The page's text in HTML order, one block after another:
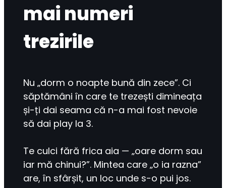
mai numeri
trezirile
Nu „dorm o noapte bună din zece”. Ci
săptămâni în care te trezești dimineața
și-ți dai seama că n-a mai fost nevoie
să dai play la 3.
Te culci fără frica aia — „oare dorm sau
iar mă chinui?”. Mintea care „o ia razna”
are, în sfârșit, un loc unde s-o pui jos.